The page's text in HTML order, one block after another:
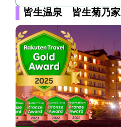
皆生温泉 皆生菊乃家